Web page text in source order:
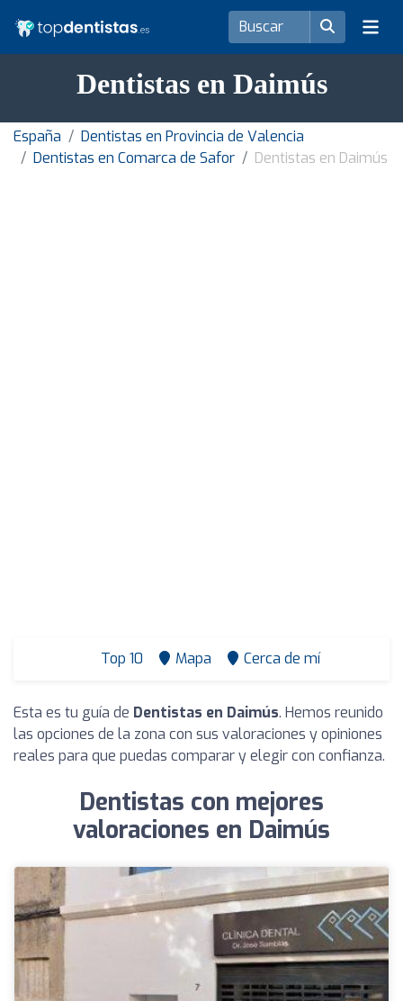
Dentistas en Daimús
España
Dentistas en Provincia de Valencia
Dentistas en Comarca de Safor
Dentistas en Daimús
Top 10 Mapa Cerca de mí
Esta es tu guía de Dentistas en Daimús. Hemos reunido
las opciones de la zona con sus valoraciones y opiniones
reales para que puedas comparar y elegir con confianza.
Dentistas con mejores
valoraciones en Daimús